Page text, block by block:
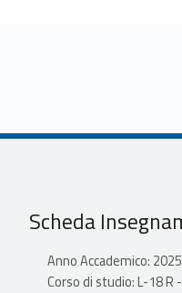
Scheda
Anno Accademico:
Corso di studio: L-18 R